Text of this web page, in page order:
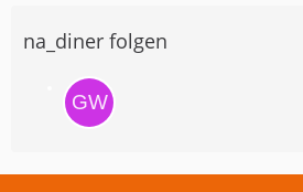
na_diner folgen